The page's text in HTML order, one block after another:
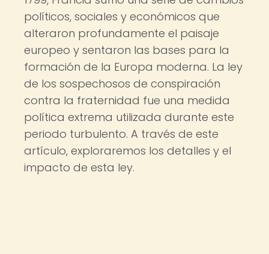
políticos, sociales y económicos que
alteraron profundamente el paisaje
europeo y sentaron las bases para la
formación de la Europa moderna. La ley
de los sospechosos de conspiración
contra la fraternidad fue una medida
política extrema utilizada durante este
periodo turbulento. A través de este
artículo, exploraremos los detalles y el
impacto de esta ley.